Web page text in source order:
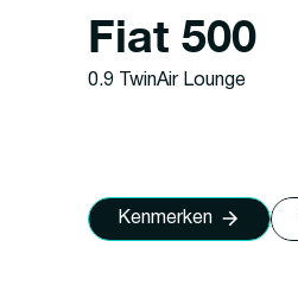
Fiat 500
0.9 TwinAir Lounge
Kenmerken